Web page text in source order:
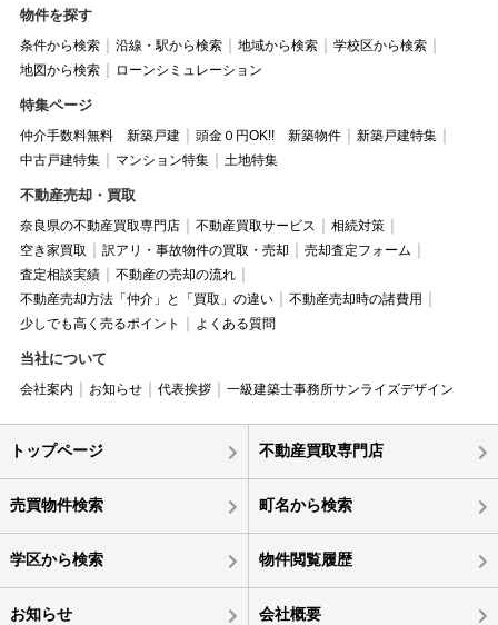
物件を探す
条件から検索 沿線・駅から検索 地域から検索
学校区から検索
地図から検索
ローンシミュレーション
特集ページ
仲介手数料無料 新築戸建 頭金０円OK!! 新築物件
新築戸建特集
中古戸建特集
マンション特集 土地特集
不動産売却・買取
奈良県の不動産買取専門店 不動産買取サービス
相続対策
空き家買取
訳アリ・事故物件の買取・売却
売却査定フォーム
査定相談実績
不動産の売却の流れ
不動産売却方法「仲介」と「買取」の違い
不動産売却時の諸費用
少しでも高く売るポイント
よくある質問
当社について
会社案内 お知らせ 代表挨拶 一級建築士事務所サンライズデザイン
トップページ 不動産買取専門店
売買物件検索 町名から検索
学区から検索 物件閲覧履歴
お知らせ 会社概要